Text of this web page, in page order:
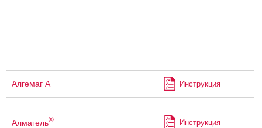
Алгемаг А Инструкция
Алмагель® Инструкция